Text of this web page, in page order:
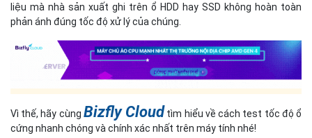
liệu mà nhà sản xuất ghi trên ổ HDD hay SSD không hoàn toàn
phản ánh đúng tốc độ xử lý của chúng.
Vì thế, hãy cùng Bizfly Cloud tìm hiểu về cách test tốc độ ổ
cứng nhanh chóng và chính xác nhất trên máy tính nhé!